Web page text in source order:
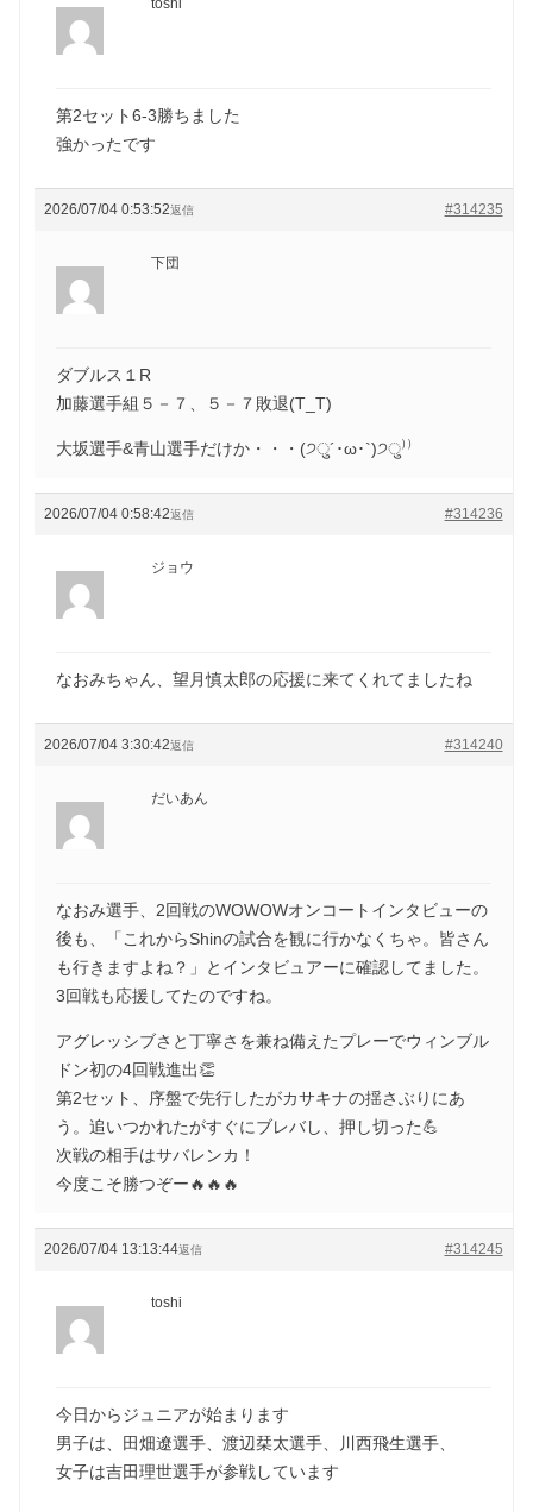
toshi
第2セット6-3勝ちました
強かったです
2026/07/04 0:53:52 #314235
返信
下団
ダブルス１R
加藤選手組５－７、５－７敗退(T_T)
大坂選手&青山選手だけか・・・(੭ु´･ω･`)੭ु⁾⁾
2026/07/04 0:58:42 #314236
返信
ジョウ
なおみちゃん、望月慎太郎の応援に来てくれてましたね
2026/07/04 3:30:42 #314240
返信
だいあん
なおみ選手、2回戦のWOWOWオンコートインタビューの
後も、「これからShinの試合を観に行かなくちゃ。皆さん
も行きますよね？」とインタビュアーに確認してました。
3回戦も応援してたのですね。
アグレッシブさと丁寧さを兼ね備えたプレーでウィンブル
ドン初の4回戦進出👏
第2セット、序盤で先行したがカサキナの揺さぶりにあ
う。追いつかれたがすぐにブレバし、押し切った💪
次戦の相手はサバレンカ！
今度こそ勝つぞー🔥🔥🔥
2026/07/04 13:13:44 #314245
返信
toshi
今日からジュニアが始まります
男子は、田畑遼選手、渡辺栞太選手、川西飛生選手、
女子は吉田理世選手が参戦しています